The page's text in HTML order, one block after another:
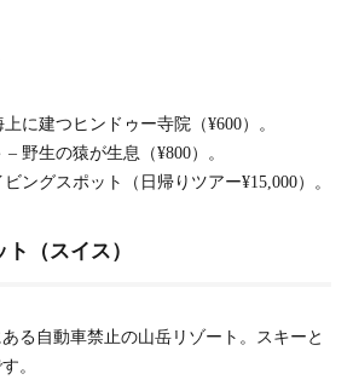
に建つヒンドゥー寺院（¥600）。
– 野生の猿が生息（¥800）。
ビングスポット（日帰りツアー¥15,000）。
（スイス）
る自動車禁止の山岳リゾート。スキーと
。